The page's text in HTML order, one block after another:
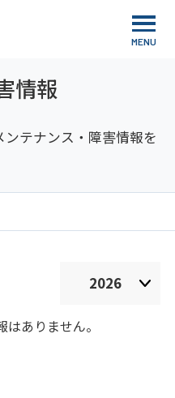
情報
テナンス・障害情報を
ありません。